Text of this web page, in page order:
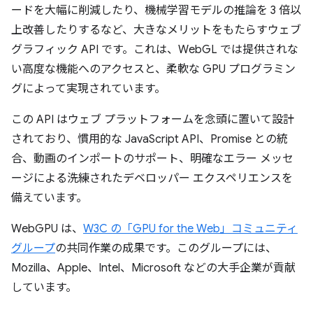
ードを大幅に削減したり、機械学習モデルの推論を 3 倍以
上改善したりするなど、大きなメリットをもたらすウェブ
グラフィック API です。これは、WebGL では提供されな
い高度な機能へのアクセスと、柔軟な GPU プログラミン
グによって実現されています。
この API はウェブ プラットフォームを念頭に置いて設計
されており、慣用的な JavaScript API、Promise との統
合、動画のインポートのサポート、明確なエラー メッセ
ージによる洗練されたデベロッパー エクスペリエンスを
備えています。
WebGPU は、 W3C の「GPU for the Web」コミュニティ
グループの共同作業の成果です。このグループには、
Mozilla、Apple、Intel、Microsoft などの大手企業が貢献
しています。